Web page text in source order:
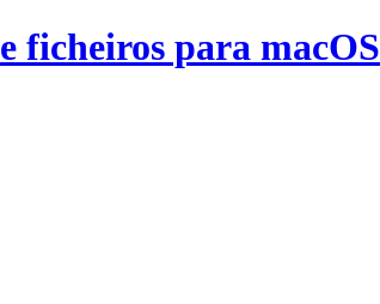
ficheiros para macOS